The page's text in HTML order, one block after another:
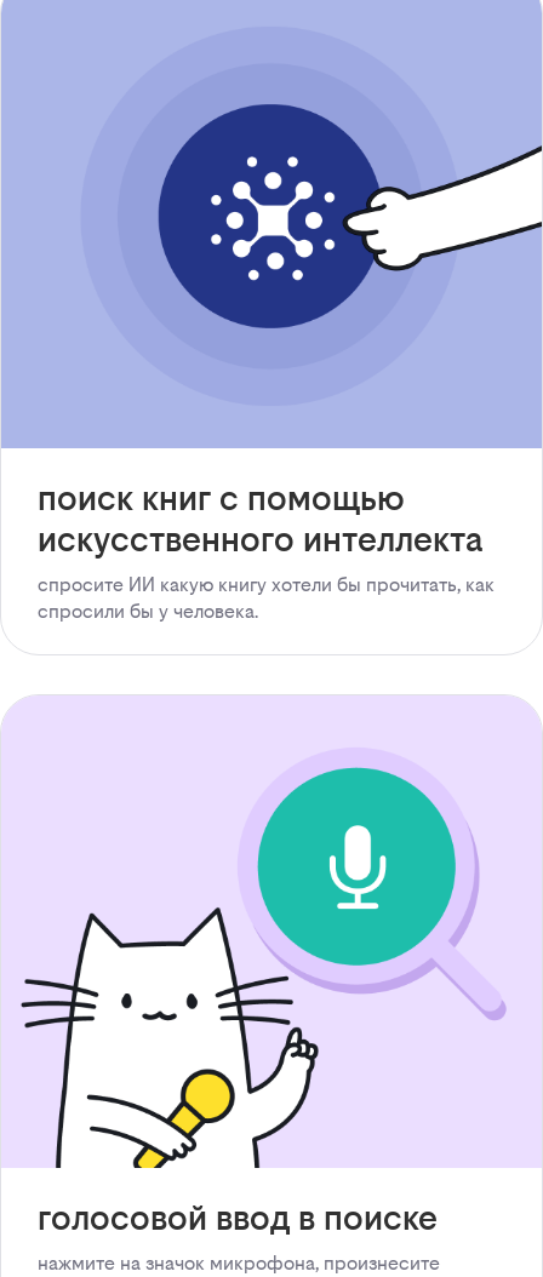
поиск книг с помощью
искусственного интеллекта
спросите ИИ какую книгу хотели бы прочитать, как
спросили бы у человека.
голосовой ввод в поиске
нажмите на значок микрофона, произнесите